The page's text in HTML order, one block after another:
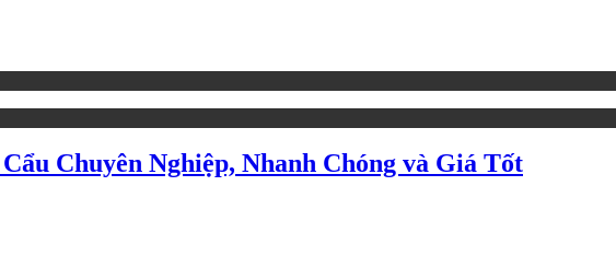
Chuyên Nghiệp, Nhanh Chóng và Giá Tốt